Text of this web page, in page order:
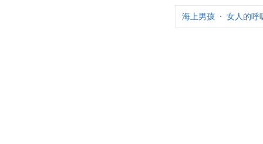
海上男孩 女人的呼